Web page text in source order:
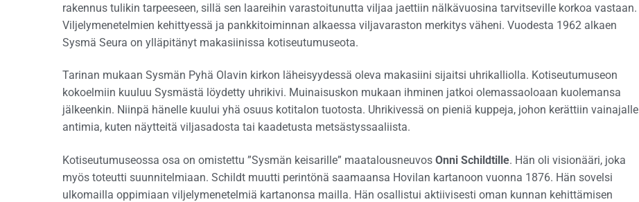
rakennus tulikin tarpeeseen, sillä sen laareihin varastoitunutta viljaa jaettiin nälkävuosina tarvitseville korkoa vastaan.
Viljelymenetelmien kehittyessä ja pankkitoiminnan alkaessa viljavaraston merkitys väheni. Vuodesta 1962 alkaen
Sysmä Seura on ylläpitänyt makasiinissa kotiseutumuseota.
Tarinan mukaan Sysmän Pyhä Olavin kirkon läheisyydessä oleva makasiini sijaitsi uhrikalliolla. Kotiseutumuseon
kokoelmiin kuuluu Sysmästä löydetty uhrikivi. Muinaisuskon mukaan ihminen jatkoi olemassaoloaan kuolemansa
jälkeenkin. Niinpä hänelle kuului yhä osuus kotitalon tuotosta. Uhrikivessä on pieniä kuppeja, johon kerättiin vainajalle
antimia, kuten näytteitä viljasadosta tai kaadetusta metsästyssaaliista.
Kotiseutumuseossa osa on omistettu ”Sysmän keisarille” maatalousneuvos Onni Schildtille. Hän oli visionääri, joka
myös toteutti suunnitelmiaan. Schildt muutti perintönä saamaansa Hovilan kartanoon vuonna 1876. Hän sovelsi
ulkomailla oppimiaan viljelymenetelmiä kartanonsa mailla. Hän osallistui aktiivisesti oman kunnan kehittämisen